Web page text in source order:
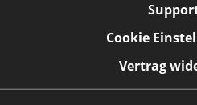
Cookie
Vertrag